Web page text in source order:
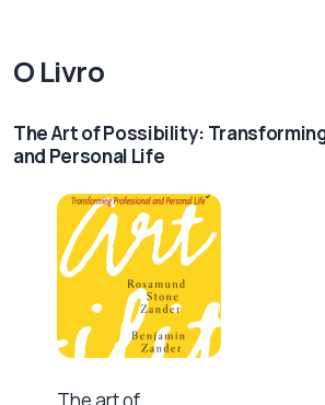
O Livro
The Art of Possibility:
and Personal Life
The art of